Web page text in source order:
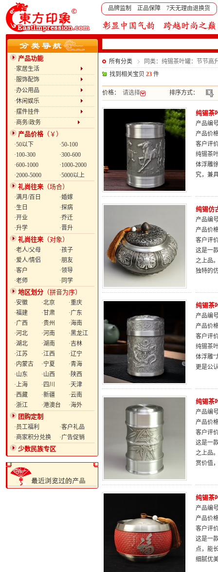
品牌监制 正品保障 7天无理由退换货
产品功能
·家居生活
·服饰配饰
·办公用品
·休闲娱乐
·摆件挂件
·商务/政务
产品价格（￥）
·50以下
·50-100
·100-300
·300-600
·600-1000
·1000-2000
·2000-5000
·5000以上
礼尚往来 （场合）
·满月/百日
·婚嫁
·生日
·探病
·开业
·乔迁
·升学
·晋升
礼尚往来 （对象）
·老人/父母
·孩子
·爱人/情侣
·朋友
·客户
·领导
·老师
·同学
地区划分 （拼音为序）
·安徽 ·北京
·重庆
·福建
·甘肃
·广东
·广西
·贵州
·海南
·河北
·河南
·黑龙江
·湖北
·湖南
·吉林
·江苏
·江西
·辽宁
·内蒙古
·宁夏
·青海
·山东
·山西
·陕西
·上海
·四川
·天津
·西藏
·新疆
·云南
·浙江
·港澳台 ·海外
团购定制
·员工福利
·客户礼品
·商家积分兑换
·广告促销
少数民族专区
所有分类
同类：纯锡茶叶罐：节节高
找到相关宝贝 23 件
价格： 请选择 排序方式：
纯锡茶
产品编
产品价
客户评
纯锡茶
体浮雕
究，兼
纯锡仿
产品编
产品价
客户评
这是一
之上品
独特的
纯锡茶
产品编
产品价
客户评
纯锡茶
体浮雕“
更是公
纯锡茶
产品编
产品价
客户评
这是一
之上品
赏价值
纯锡茶
产品编
产品价
客户评
这是一
点，能
细腻优